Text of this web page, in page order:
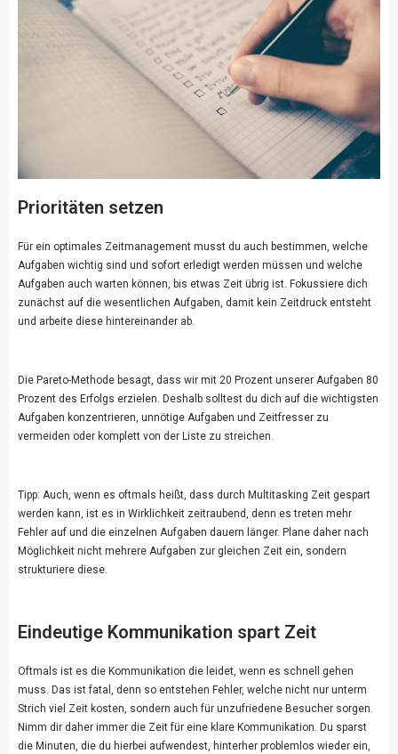
Prioritäten setzen
Für ein optimales Zeitmanagement musst du auch bestimmen, welche
Aufgaben wichtig sind und sofort erledigt werden müssen und welche
Aufgaben auch warten können, bis etwas Zeit übrig ist. Fokussiere dich
zunächst auf die wesentlichen Aufgaben, damit kein Zeitdruck entsteht
und arbeite diese hintereinander ab.
Die Pareto-Methode besagt, dass wir mit 20 Prozent unserer Aufgaben 80
Prozent des Erfolgs erzielen. Deshalb solltest du dich auf die wichtigsten
Aufgaben konzentrieren, unnötige Aufgaben und Zeitfresser zu
vermeiden oder komplett von der Liste zu streichen.
Tipp: Auch, wenn es oftmals heißt, dass durch Multitasking Zeit gespart
werden kann, ist es in Wirklichkeit zeitraubend, denn es treten mehr
Fehler auf und die einzelnen Aufgaben dauern länger. Plane daher nach
Möglichkeit nicht mehrere Aufgaben zur gleichen Zeit ein, sondern
strukturiere diese.
Eindeutige Kommunikation spart Zeit
Oftmals ist es die Kommunikation die leidet, wenn es schnell gehen
muss. Das ist fatal, denn so entstehen Fehler, welche nicht nur unterm
Strich viel Zeit kosten, sondern auch für unzufriedene Besucher sorgen.
Nimm dir daher immer die Zeit für eine klare Kommunikation. Du sparst
die Minuten, die du hierbei aufwendest, hinterher problemlos wieder ein,